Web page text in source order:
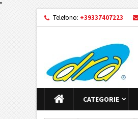
"
Telefono: +39337407223
CATEGORIE